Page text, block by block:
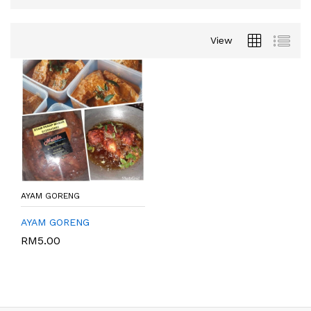
View
AYAM GORENG
AYAM GORENG
RM5.00